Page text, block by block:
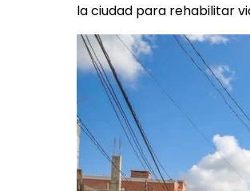
la ciudad para rehabilitar